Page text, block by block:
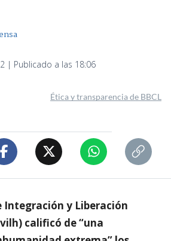
| Publicado a las 18:06
Ética y transparencia de BBCL
Integración y Liberación
calificó de “una